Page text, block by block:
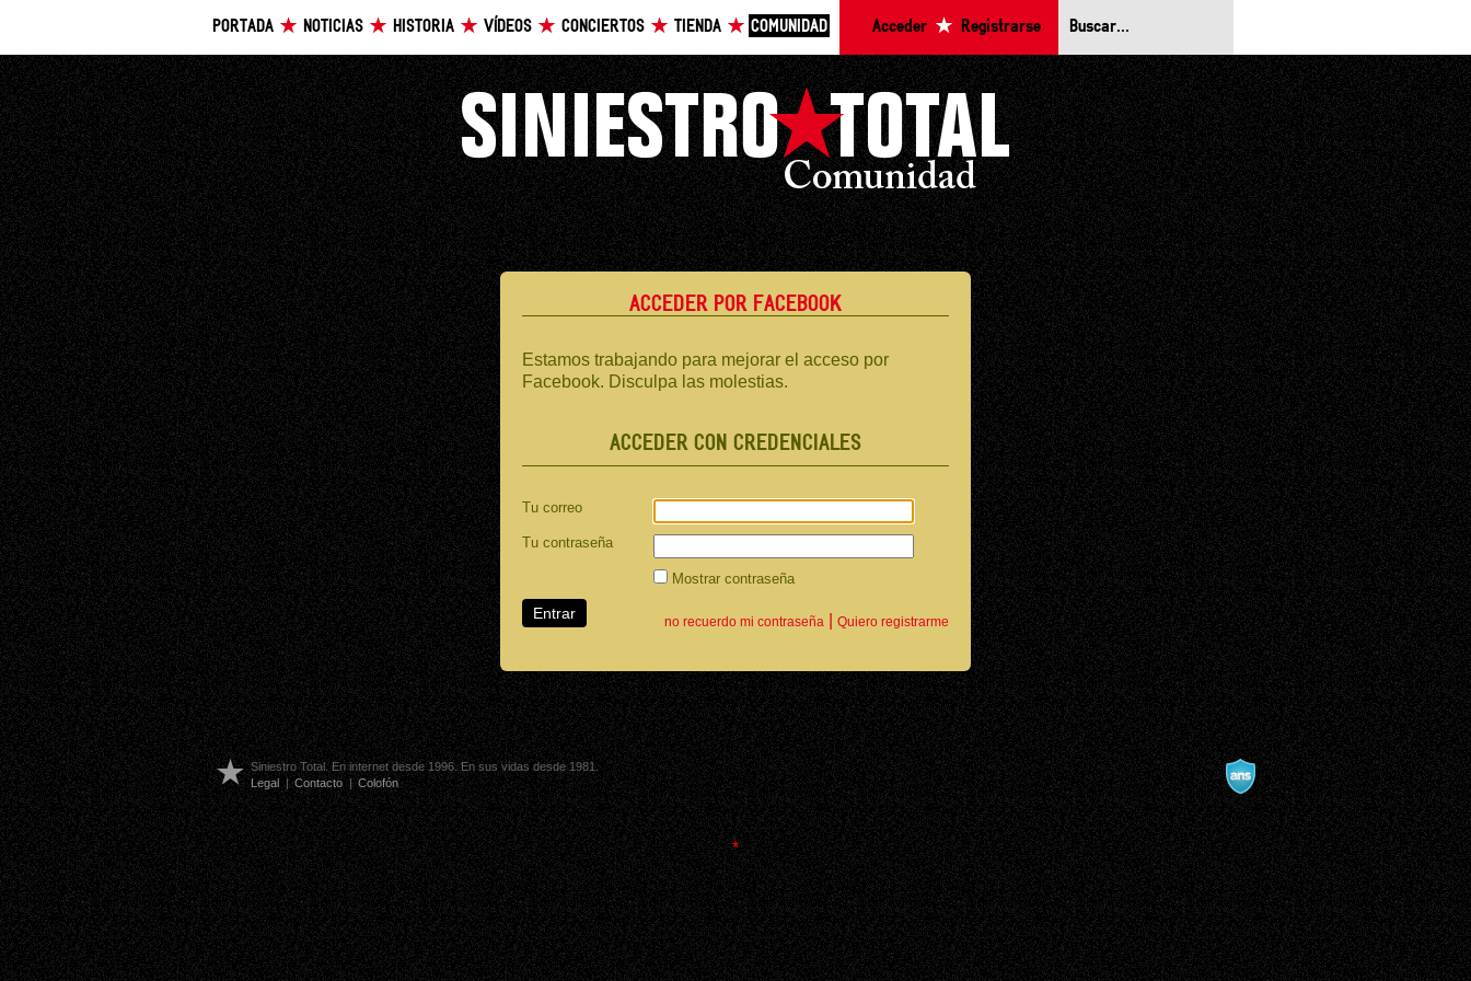
PORTADA NOTICIAS HISTORIA VÍDEOS CONCIERTOS TIENDA COMUNIDAD Acceder Registrarse
ACCEDER POR FACEBOOK
Estamos trabajando para mejorar el acceso por
Facebook. Disculpa las molestias.
ACCEDER CON CREDENCIALES
Tu correo
Tu contraseña
Mostrar contraseña
no recuerdo mi contraseña Quiero registrarme
Siniestro Total. En internet desde 1996. En sus vidas desde 1981.
Legal | Contacto | Colofón
*